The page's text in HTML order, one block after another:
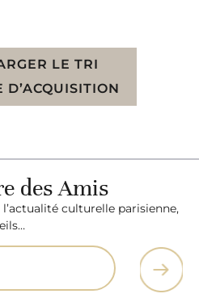
LE TRI
D’ACQUISITION
des Amis
culturelle parisienne,